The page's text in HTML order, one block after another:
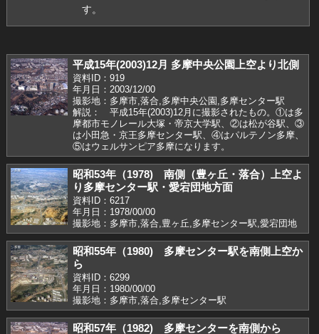
す。
平成15年(2003)12月 多摩中央公園上空より北側
資料ID：919
年月日：2003/12/00
撮影地：多摩市,落合,多摩中央公園,多摩センター駅
解説： 平成15年(2003)12月に撮影されたもの。①は多
摩都市モノレール大塚・帝京大学駅、②は松が谷駅、③
は小田急・京王多摩センター駅、④はパルテノン多摩、
⑤はウェルサンピア多摩になります。
昭和53年（1978) 南側（豊ヶ丘・落合）上空よ
り多摩センター駅・愛宕団地方面
資料ID：6217
年月日：1978/00/00
撮影地：多摩市,落合,豊ヶ丘,多摩センター駅,愛宕団地
昭和55年（1980) 多摩センター駅を南側上空か
ら
資料ID：6299
年月日：1980/00/00
撮影地：多摩市,落合,多摩センター駅
昭和57年（1982) 多摩センターを南側から